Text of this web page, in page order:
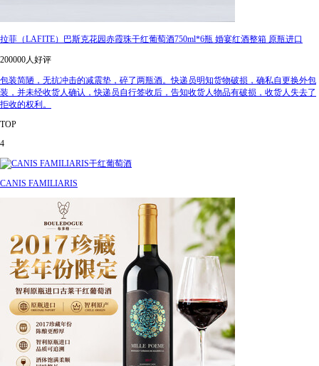
拉菲（LAFITE）巴斯克花园赤霞珠干红葡萄酒750ml*6瓶 婚宴红酒整箱 原瓶进口
200000人好评
包装简陋，无抗冲击的减震垫，碎了两瓶酒。快递员明知货物破损，确私自更换外包
装，并未经收货人确认，快递员自行签收后，告知收货人物品有破损，收货人失去了
拒收的权利。
TOP
4
CANIS FAMILIARIS